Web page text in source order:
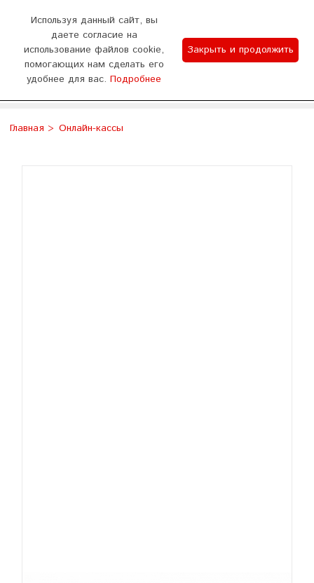
График работы
Отдел продаж 9:00-18:00 (пн - сб) Тех.поддержка
8:00-20:00 (без выходных)
WhatsApp
Главная Онлайн-кассы
Используя данный сайт, вы
даете согласие на
использование файлов cookie,
помогающих нам сделать его
удобнее для вас. Подробнее
Закрыть и продолжить